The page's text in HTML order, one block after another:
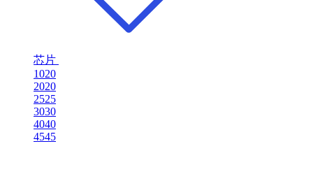
芯片
1020
2020
2525
3030
4040
4545